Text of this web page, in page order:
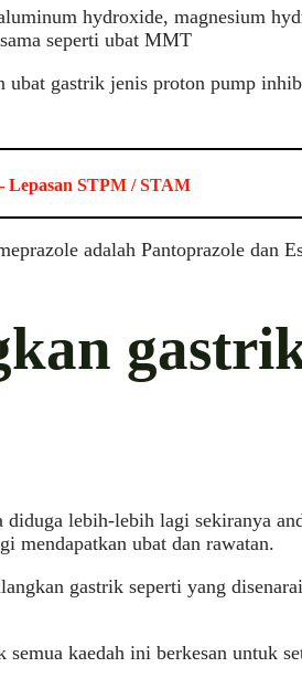
hydroxide, magnesium
seperti ubat MMT
ubat gastrik jenis proton pump
Lepasan STPM / STAM
adalah Pantoprazole dan
lebih-lebih lagi sekiranya
mendapatkan ubat dan rawatan.
gastrik seperti yang
kaedah ini berkesan untuk